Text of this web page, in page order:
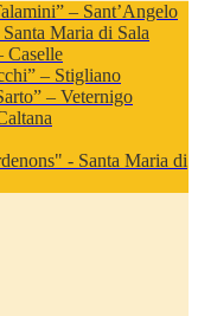
– Sant’Angelo
Maria di Sala
Caselle
– Stigliano
– Veternigo
- Santa Maria di